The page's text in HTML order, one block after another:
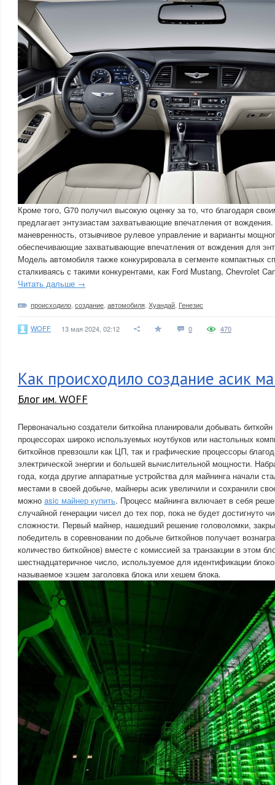
Кроме того, G70 получил высокую оценку за то, что благодаря
предлагает энтузиастам захватывающие впечатления от
маневренность, отзывчивое рулевое управление и варианты
обеспечивающие захватывающие впечатления от вождения для
Модель автомобиля также конкурировала в сегменте компактных
сталкиваясь с такими конкурентами, как Ford Mustang, Chevrolet
Читать дальше →
происходило создание автомобиля Хуандай Генезис
WOFF 13 мая 2024, 02:12 0 470
Как происходило создание асик
Блог им. WOFF
Первоначально создатели биткойна планировали добывать
процессорах широко используемых ноутбуков или настольных
биткойнов превзошли как ЦП, так и графические процессоры
электрической энергии и большей вычислительной мощности.
года, когда другие аппаратные устройства для майнинга начали
местами в своей добыче, майнеры асик увеличили и сохранили
можно asic майнер купить. Процесс майнинга включает в себя
случайной генерации чисел до тех пор, пока не будет достигнуто
сложности. Первый майнер, нашедший решение головоломки,
победитель в соревновании по добыче биткойнов получает
количество биткойнов) вместе с комиссией за транзакции в этом
шестнадцатеричное число, используемое для идентификации
называемое хэшем заголовка блока или хешем блока.